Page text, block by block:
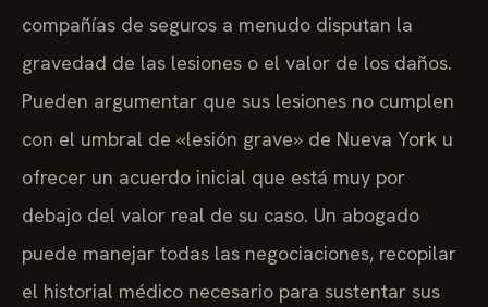
compañías de seguros a menudo disputan la
gravedad de las lesiones o el valor de los daños.
Pueden argumentar que sus lesiones no cumplen
con el umbral de «lesión grave» de Nueva York u
ofrecer un acuerdo inicial que está muy por
debajo del valor real de su caso. Un abogado
puede manejar todas las negociaciones, recopilar
el historial médico necesario para sustentar sus